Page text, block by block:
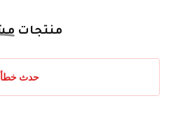
منتجات
حدث خطأ